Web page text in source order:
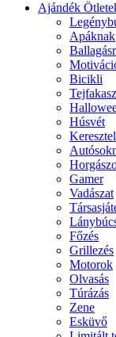
Ajándék
Apáknak
Bicikli
Húsvét
Gamer
Vadászat
Főzés
Grillezés
Motorok
Olvasás
Túrázás
Zene
Esküvő